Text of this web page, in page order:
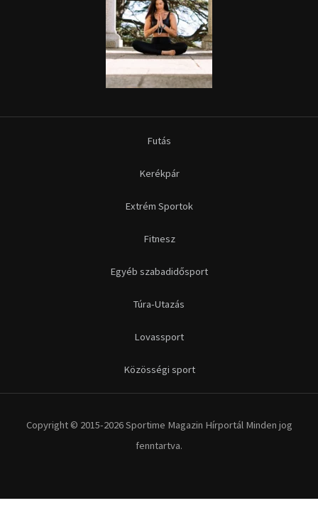
Futás
Kerékpár
Extrém Sportok
Fitnesz
Egyéb szabadidősport
Túra-Utazás
Lovassport
Közösségi sport
Copyright © 2015-2026 Sportime Magazin Hírportál Minden jog
fenntartva.